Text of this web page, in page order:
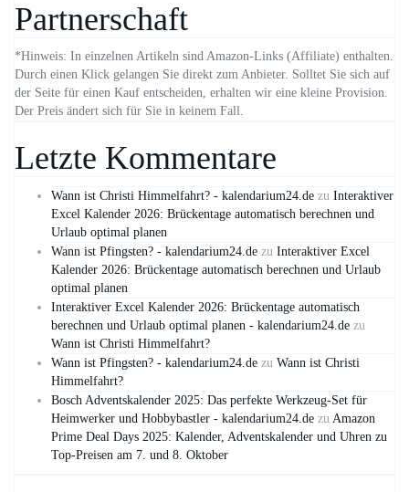
Partnerschaft
*Hinweis: In einzelnen Artikeln sind Amazon-Links (Affiliate) enthalten.
Durch einen Klick gelangen Sie direkt zum Anbieter. Solltet Sie sich auf
der Seite für einen Kauf entscheiden, erhalten wir eine kleine Provision.
Der Preis ändert sich für Sie in keinem Fall.
Letzte Kommentare
Wann ist Christi Himmelfahrt? - kalendarium24.de zu Interaktiver
Excel Kalender 2026: Brückentage automatisch berechnen und
Urlaub optimal planen
Wann ist Pfingsten? - kalendarium24.de zu Interaktiver Excel
Kalender 2026: Brückentage automatisch berechnen und Urlaub
optimal planen
Interaktiver Excel Kalender 2026: Brückentage automatisch
berechnen und Urlaub optimal planen - kalendarium24.de zu
Wann ist Christi Himmelfahrt?
Wann ist Pfingsten? - kalendarium24.de zu Wann ist Christi
Himmelfahrt?
Bosch Adventskalender 2025: Das perfekte Werkzeug-Set für
Heimwerker und Hobbybastler - kalendarium24.de zu Amazon
Prime Deal Days 2025: Kalender, Adventskalender und Uhren zu
Top-Preisen am 7. und 8. Oktober